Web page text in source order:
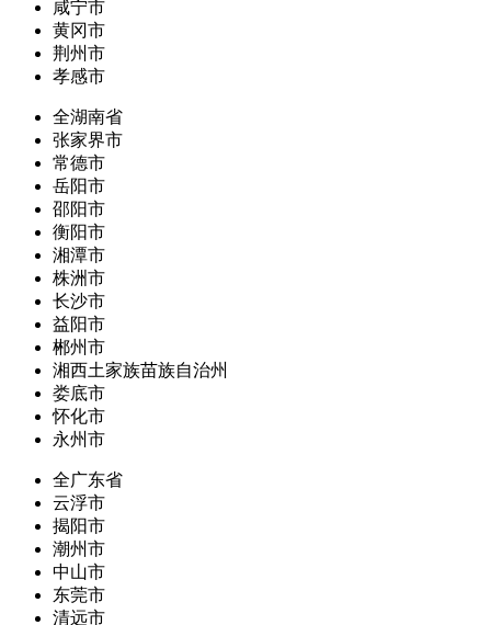
咸宁市
黄冈市
荆州市
孝感市
全湖南省
张家界市
常德市
岳阳市
邵阳市
衡阳市
湘潭市
株洲市
长沙市
益阳市
郴州市
湘西土家族苗族自治州
娄底市
怀化市
永州市
全广东省
云浮市
揭阳市
潮州市
中山市
东莞市
清远市